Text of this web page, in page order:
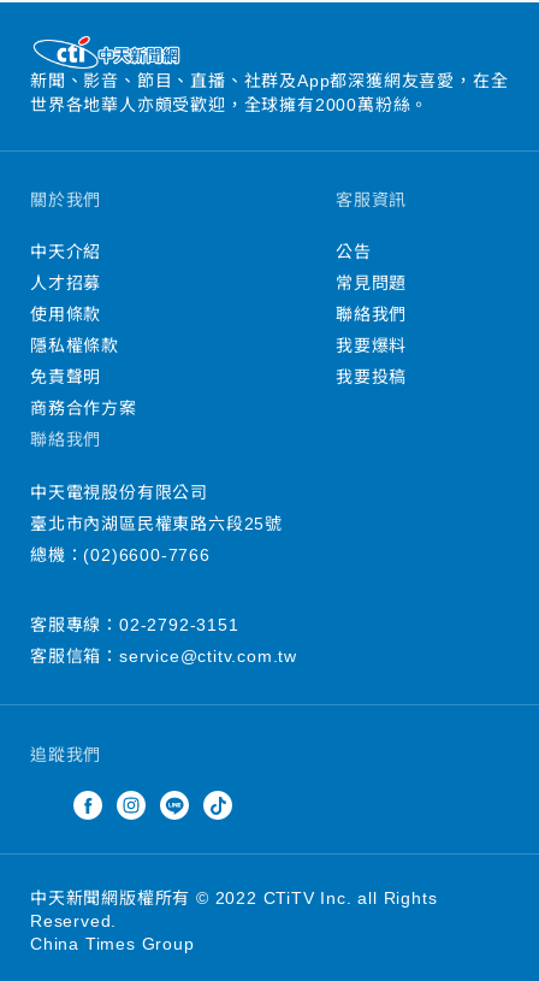
新聞、影音、節目、直播、社群及App都深獲網友喜愛，在全
世界各地華人亦頗受歡迎，全球擁有2000萬粉絲。
追蹤我們
關於我們
中天介紹
人才招募
使用條款
隱私權條款
免責聲明
商務合作方案
客服資訊
公告
常見問題
聯絡我們
我要爆料
我要投稿
聯絡我們
中天電視股份有限公司
臺北市內湖區民權東路六段25號
總機：(02)6600-7766
客服專線： 02-2792-3151
客服信箱： service@ctitv.com.tw
中天新聞網版權所有 © 2022 CTiTV Inc. all Rights
Reserved.
China Times Group